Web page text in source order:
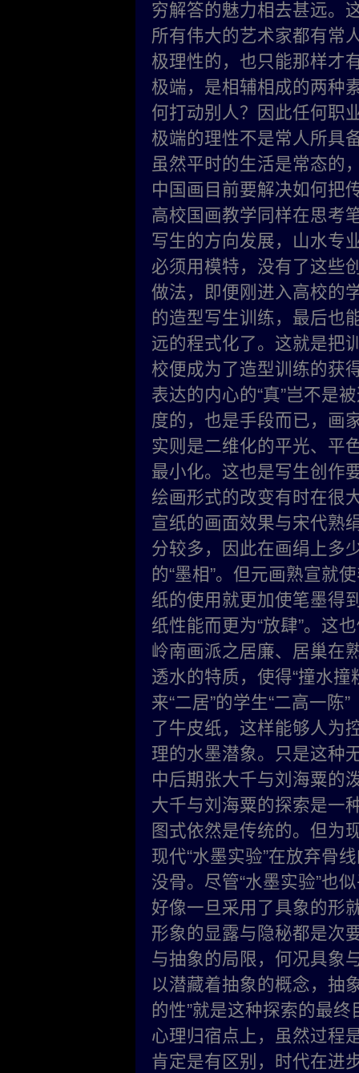
穷解答的魅力相去甚远。
所有伟大的艺术家都有常
极理性的，也只能那样才
极端，是相辅相成的两种
何打动别人？因此任何职
极端的理性不是常人所具
虽然平时的生活是常态的
中国画目前要解决如何把
高校国画教学同样在思考
写生的方向发展，山水专
必须用模特，没有了这些
做法，即便刚进入高校的
的造型写生训练，最后也
远的程式化了。这就是把
校便成为了造型训练的获
表达的内心的“真”岂不是
度的，也是手段而已，画
实则是二维化的平光、平
最小化。这也是写生创作
绘画形式的改变有时在很
宣纸的画面效果与宋代熟
分较多，因此在画绢上多
的“墨相”。但元画熟宣就
纸的使用就更加使笔墨得
纸性能而更为“放肆”。这
岭南画派之居廉、居巢在
透水的特质，使得“撞水
来“二居”的学生“二高一
了牛皮纸，这样能够人为
理的水墨潜象。只是这种
中后期张大千与刘海粟的
大千与刘海粟的探索是一
图式依然是传统的。但为
现代“水墨实验”在放弃骨
没骨。尽管“水墨实验”也
好像一旦采用了具象的形
形象的显露与隐秘都是次
与抽象的局限，何况具象
以潜藏着抽象的概念，抽
的性”就是这种探索的最
心理归宿点上，虽然过程
肯定是有区别，时代在进